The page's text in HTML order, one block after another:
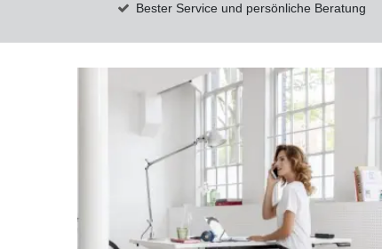
Bester Service und persönliche Beratung